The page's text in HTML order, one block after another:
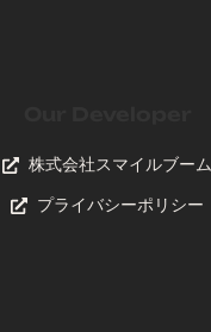
株式会社スマイルブーム
プライバシーポリシー